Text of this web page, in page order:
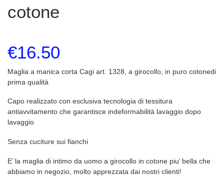
cotone
€16.50
Maglia a manica corta Cagi art. 1328, a girocollo, in puro cotonedi
prima qualità
Capo realizzato con esclusiva tecnologia di tessitura
antiavvitamento che garantisce indeformabilità lavaggio dopo
lavaggio
Senza cuciture sui fianchi
E’ la maglia di intimo da uomo a girocollo in cotone piu’ bella che
abbiamo in negozio, molto apprezzata dai nostri clienti!